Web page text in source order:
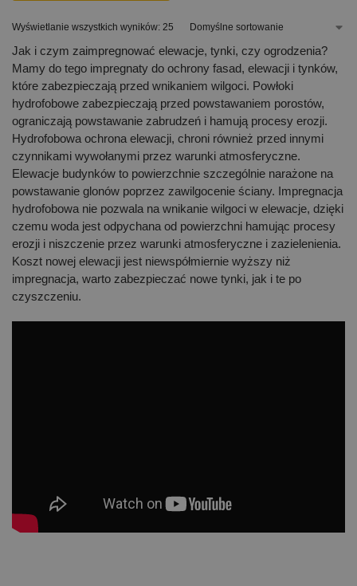
Wyświetlanie wszystkich wyników: 25
Jak i czym zaimpregnować elewacje, tynki, czy ogrodzenia?
Mamy do tego impregnaty do ochrony fasad, elewacji i tynków,
które zabezpieczają przed wnikaniem wilgoci. Powłoki
hydrofobowe zabezpieczają przed powstawaniem porostów,
ograniczają powstawanie zabrudzeń i hamują procesy erozji.
Hydrofobowa ochrona elewacji, chroni również przed innymi
czynnikami wywołanymi przez warunki atmosferyczne.
Elewacje budynków to powierzchnie szczególnie narażone na
powstawanie glonów poprzez zawilgocenie ściany. Impregnacja
hydrofobowa nie pozwala na wnikanie wilgoci w elewacje, dzięki
czemu woda jest odpychana od powierzchni hamując procesy
erozji i niszczenie przez warunki atmosferyczne i zazielenienia.
Koszt nowej elewacji jest niewspółmiernie wyższy niż
impregnacja, warto zabezpieczać nowe tynki, jak i te po
czyszczeniu.